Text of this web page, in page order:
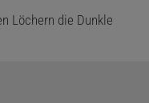
Löchern die Dunkle